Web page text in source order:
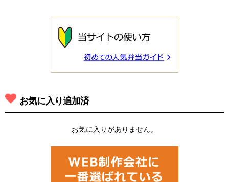
お気に入り追加済
お気に入りがありません。